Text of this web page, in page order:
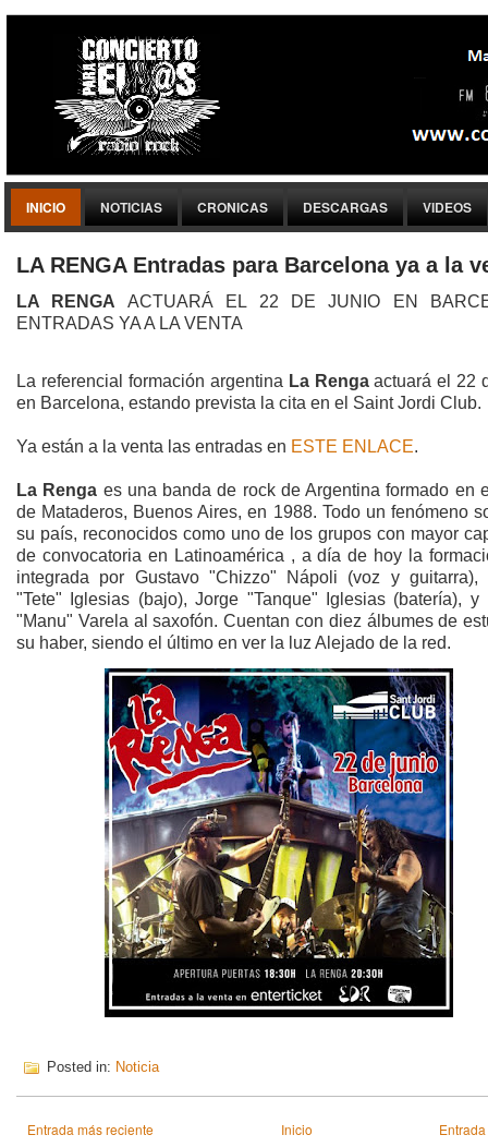
INICIO NOTICIAS CRONICAS DESCARGAS VIDEOS
LA RENGA Entradas para Barcelona ya a la
LA RENGA ACTUARÁ EL 22 DE JUNIO EN
ENTRADAS YA A LA VENTA
La referencial formación argentina La Rengaactuará el 22
en Barcelona, estando prevista la cita en el Saint Jordi Club.
Ya están a la venta las entradas en ESTE ENLACE.
La Renga es una banda de rock de Argentina formado en
de Mataderos, Buenos Aires, en 1988. Todo un fenómeno
su país, reconocidos como uno de los grupos con mayor
de convocatoria en Latinoamérica , a día de hoy la
integrada por Gustavo "Chizzo" Nápoli (voz y guitarra),
"Tete" Iglesias (bajo), Jorge "Tanque" Iglesias (batería), y
"Manu" Varela al saxofón. Cuentan con diez álbumes de
su haber, siendo el último en ver la luz Alejado de la red.
Posted in: Noticia
Entrada más reciente Inicio